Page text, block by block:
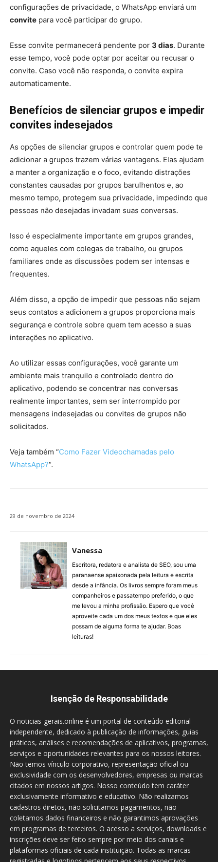
configurações de privacidade, o WhatsApp enviará um
convite para você participar do grupo.
Esse convite permanecerá pendente por 3 dias. Durante
esse tempo, você pode optar por aceitar ou recusar o
convite. Caso você não responda, o convite expira
automaticamente.
Benefícios de silenciar grupos e impedir
convites indesejados
As opções de silenciar grupos e controlar quem pode te
adicionar a grupos trazem várias vantagens. Elas ajudam
a manter a organização e o foco, evitando distrações
constantes causadas por grupos barulhentos e, ao
mesmo tempo, protegem sua privacidade, impedindo que
pessoas não desejadas invadam suas conversas.
Isso é especialmente importante em grupos grandes,
como aqueles com colegas de trabalho, ou grupos
familiares onde as discussões podem ser intensas e
frequentes.
Além disso, a opção de impedir que pessoas não sejam
seus contatos a adicionem a grupos proporciona mais
segurança e controle sobre quem tem acesso a suas
interações no aplicativo.
Ao utilizar essas configurações, você garante um
ambiente mais tranquilo e controlado dentro do
aplicativo, podendo se concentrar nas conversas
realmente importantes, sem ser interrompido por
mensagens indesejadas ou convites de grupos não
solicitados.
Veja também “Como Fazer Videochamadas pelo
WhatsApp?“.
29 de novembro de 2024
Vanessa
Escritora, redatora e analista de SEO, sou uma
paranaense apaixonada pela leitura e escrita
desde a infância. Os livros sempre foram meus
companheiros e passatempo preferido, o que
me levou a minha profissão. Espero que você
aproveite cada um dos meus textos e que eles
possam de alguma forma te ajudar. Boas
leituras!
Isenção de Responsabilidade
O noticias-gerais.online é um portal de conteúdo editorial
independente, dedicado à publicação de informações, guias
práticos, análises e recomendações de aplicativos, programas,
serviços e oportunidades relevantes para os nossos leitores.
Não temos vínculo corporativo, representação oficial ou
exclusividade com os desenvolvedores, empresas ou marcas
citados em nossos artigos. Nosso conteúdo tem caráter
exclusivamente informativo e educativo. Não realizamos
cadastros diretos, não solicitamos pagamentos, não
coletamos dados financeiros e não garantimos aprovações
em programas de terceiros. O acesso a serviços, downloads e
inscrições deve ser feito sempre por meio dos canais e
plataformas oficiais de cada instituição. Todas as marcas